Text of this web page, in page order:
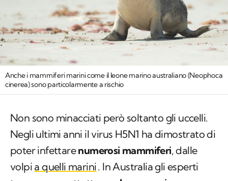
Anche i mammiferi marini come il leone marino australiano (Neophoca
cinerea) sono particolarmente a rischio
Non sono minacciati però soltanto gli uccelli.
Negli ultimi anni il virus H5N1 ha dimostrato di
poter infettarenumerosi mammiferi, dalle
volpi a quelli marini. In Australia gli esperti